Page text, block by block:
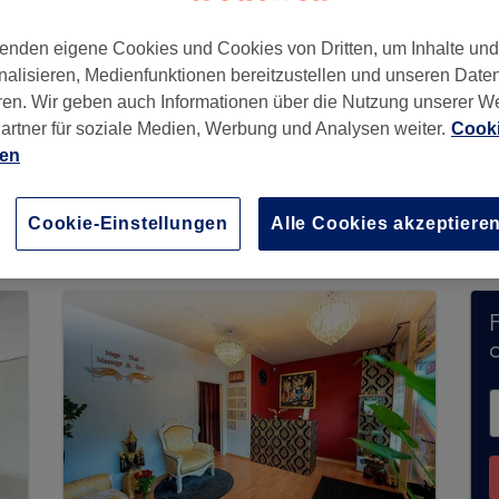
keine Buchungen über Treatwell entgegen.
Ihrer Nähe zu finden. Dort warten viele
eigene Cookies und Cookies von Dritten, um Inhalte
Medienfunktionen bereitzustellen und unseren
Wir geben auch Informationen über die Nutzung unserer
für soziale Medien, Werbung und Analysen weiter.
Alle Cookies akzeptieren
Cookie-Einstellungen